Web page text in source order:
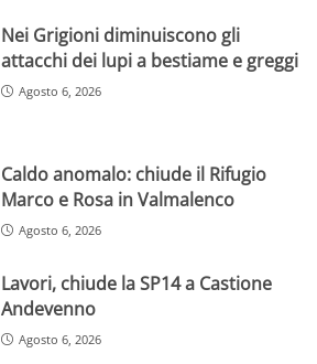
Nei Grigioni diminuiscono gli
attacchi dei lupi a bestiame e greggi
Agosto 6, 2026
Caldo anomalo: chiude il Rifugio
Marco e Rosa in Valmalenco
Agosto 6, 2026
Lavori, chiude la SP14 a Castione
Andevenno
Agosto 6, 2026